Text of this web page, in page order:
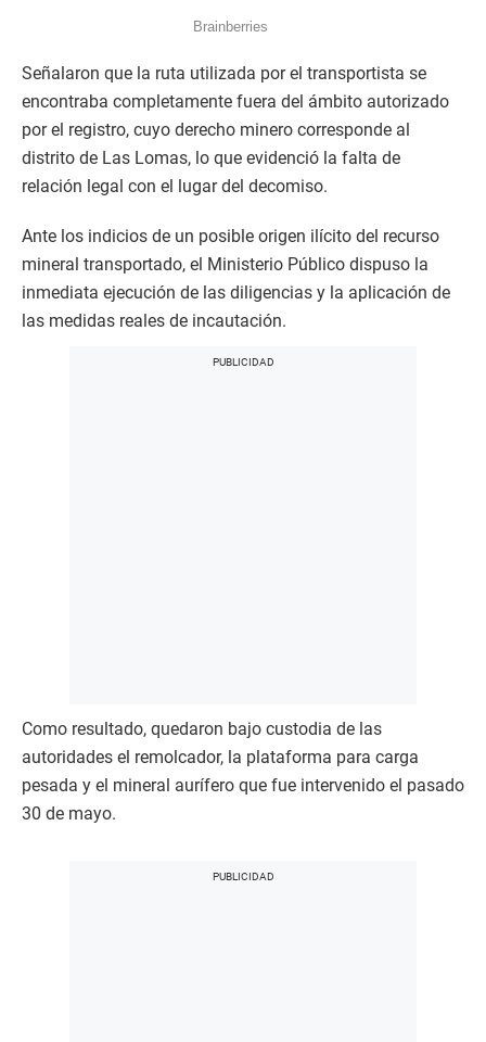
Señalaron que la ruta utilizada por el transportista se
encontraba completamente fuera del ámbito autorizado
por el registro, cuyo derecho minero corresponde al
distrito de Las Lomas, lo que evidenció la falta de
relación legal con el lugar del decomiso.
Ante los indicios de un posible origen ilícito del recurso
mineral transportado, el Ministerio Público dispuso la
inmediata ejecución de las diligencias y la aplicación de
las medidas reales de incautación.
Como resultado, quedaron bajo custodia de las
autoridades el remolcador, la plataforma para carga
pesada y el mineral aurífero que fue intervenido el pasado
30 de mayo.